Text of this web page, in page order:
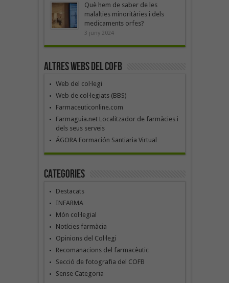
Què hem de saber de les
malalties minoritàries i dels
medicaments orfes?
3 juny 2024
Altres webs del COFB
Web del col·legi
Web de col·legiats (BBS)
Farmaceuticonline.com
Farmaguia.net Localitzador de farmàcies i
dels seus serveis
ÁGORA Formación Santiaria Virtual
Categories
Destacats
INFARMA
Món col·legial
Notícies farmàcia
Opinions del Col·legi
Recomanacions del farmacèutic
Secció de fotografia del COFB
Sense Categoria